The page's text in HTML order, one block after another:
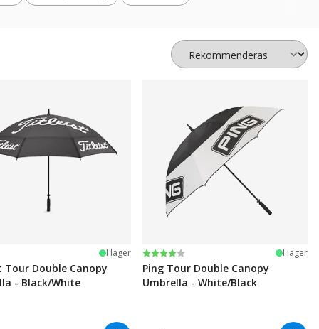
I lager
Double Canopy
- Black/White
Betyg:
4.0 utav 5 stjärnor I lager
Ping Tour Double Canopy
Umbrella - White/Black